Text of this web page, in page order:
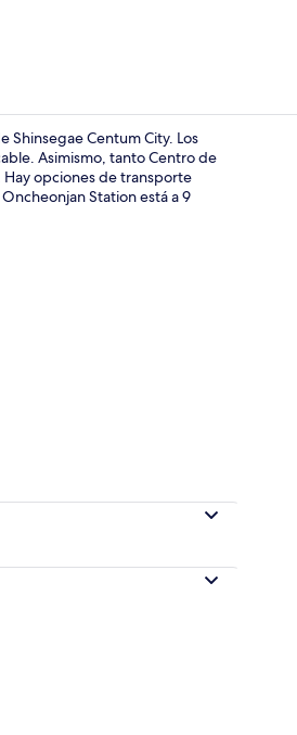
Exterior
Shinsegae Centum City. Los
Asimismo, tanto Centro de
Hay opciones de transporte
Station está a 9